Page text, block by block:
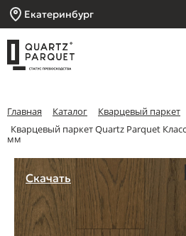
Екатеринбург
Главная Каталог Кварцевый паркет
Кварцевый паркет Quartz Parquet
мм
Скачать